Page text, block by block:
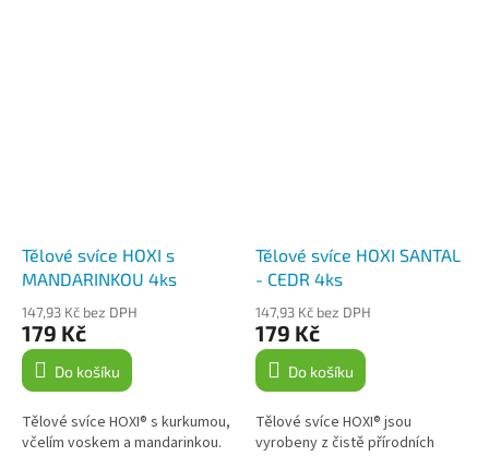
Tělové svíce HOXI s
MANDARINKOU 4ks
147,93 Kč bez DPH
179 Kč
Do košíku
Tělové svíce HOXI® s kurkumou,
včelím voskem a mandarinkou.
Tělové svíce HOXI SANTAL
- CEDR 4ks
147,93 Kč bez DPH
179 Kč
Do košíku
Tělové svíce HOXI® jsou
vyrobeny z čistě přírodních